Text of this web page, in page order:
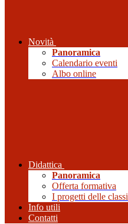
Novità
Panoramica
Calendario eventi
Albo online
Didattica
Panoramica
Offerta formativa
I progetti delle classi
Info utili
Contatti